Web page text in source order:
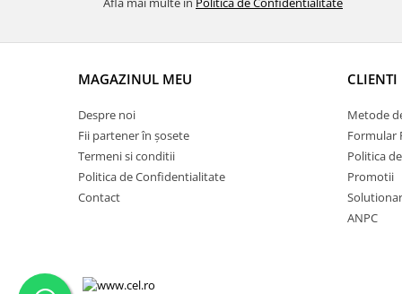
MAGAZINUL MEU
Despre noi
Fii partener în șosete
Termeni si conditii
Politica de Confidentialitate
Contact
CLIENTI
Metode
Formular
Politica
Promotii
ANPC